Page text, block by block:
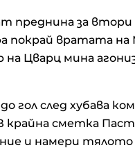
преднина за
вратата на
на Цварц мина
гол след хубава
сметка
и намери тялото